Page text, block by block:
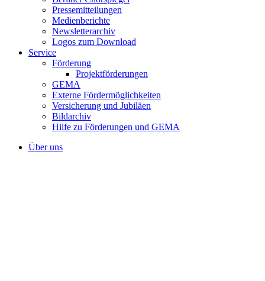
Pressemitteilungen
Medienberichte
Newsletterarchiv
Logos zum Download
Service
Förderung
Projektförderungen
GEMA
Externe Fördermöglichkeiten
Versicherung und Jubiläen
Bildarchiv
Hilfe zu Förderungen und GEMA
Über uns